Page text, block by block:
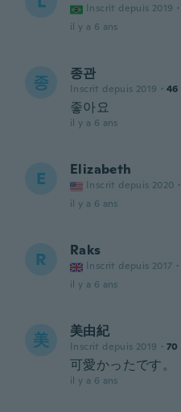
Inscrit depuis 2019 ·
il y a 6 ans
종 종관
Inscrit depuis 2019 · 46
좋아요
il y a 6 ans
E Elizabeth
Inscrit depuis 2020 ·
il y a 6 ans
R Raks
Inscrit depuis 2017 ·
il y a 6 ans
美 美由紀
Inscrit depuis 2019 · 70
可愛かったです。
il y a 6 ans